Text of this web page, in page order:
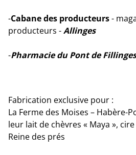
-Cabane des producteurs-
producteurs -Allinges
-Pharmacie du Pont de Fillinges
Fabrication exclusive pour :
La Ferme des Moises – Habère-
leur lait de chèvres « Maya »,
Reine des prés